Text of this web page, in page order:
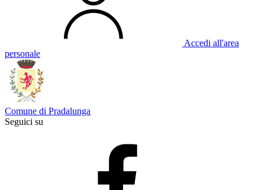
Accedi all'area
personale
Comune di Pradalunga
Seguici su